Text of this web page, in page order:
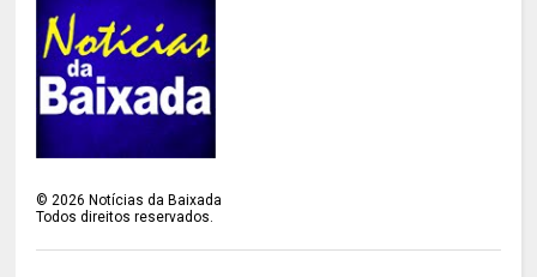
©2026 Notícias da Baixada
Todos direitos reservados.